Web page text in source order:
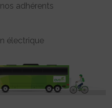
adhérents
électrique